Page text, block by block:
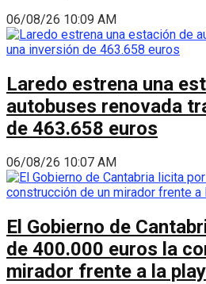
06/08/26 10:09 AM
Laredo estrena una
autobuses renovada
de 463.658 euros
06/08/26 10:07 AM
El Gobierno de
de 400.000 euros la
mirador frente a la